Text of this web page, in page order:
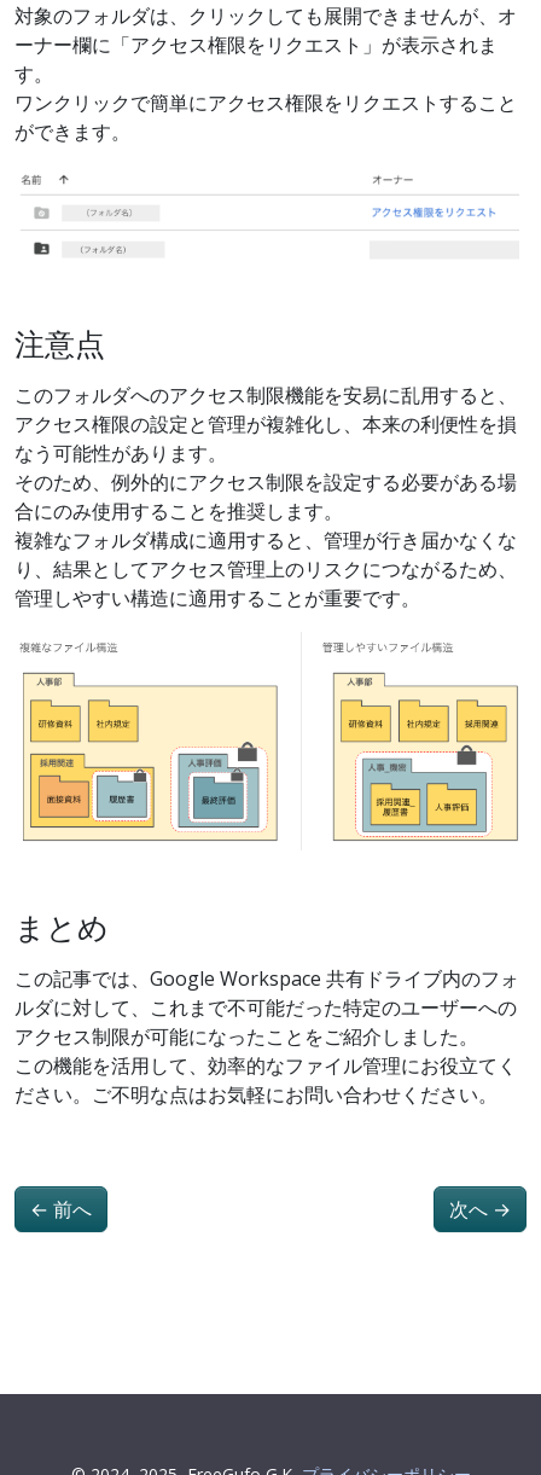
対象のフォルダは、クリックしても展開できませんが、オ
ーナー欄に「アクセス権限をリクエスト」が表示されま
す。
ワンクリックで簡単にアクセス権限をリクエストすること
ができます。
注意点
このフォルダへのアクセス制限機能を安易に乱用すると、
アクセス権限の設定と管理が複雑化し、本来の利便性を損
なう可能性があります。
そのため、例外的にアクセス制限を設定する必要がある場
合にのみ使用することを推奨します。
複雑なフォルダ構成に適用すると、管理が行き届かなくな
り、結果としてアクセス管理上のリスクにつながるため、
管理しやすい構造に適用することが重要です。
まとめ
この記事では、Google Workspace 共有ドライブ内のフォ
ルダに対して、これまで不可能だった特定のユーザーへの
アクセス制限が可能になったことをご紹介しました。
この機能を活用して、効率的なファイル管理にお役立てく
ださい。ご不明な点はお気軽にお問い合わせください。
← 前へ 次へ →